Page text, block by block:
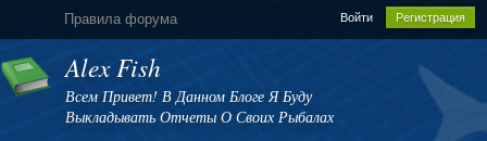
Правила форума Войти Регистрация
Alex Fish
Всем Привет! В Данном Блоге Я Буду
Выкладывать Отчеты О Своих Рыбалах